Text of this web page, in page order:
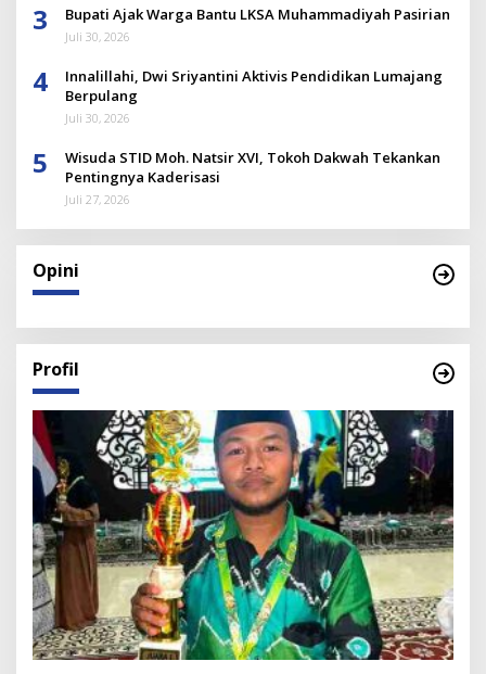
3 Bupati Ajak Warga Bantu LKSA Muhammadiyah Pasirian
Juli 30, 2026
4
Innalillahi, Dwi Sriyantini Aktivis Pendidikan Lumajang
Berpulang
Juli 30, 2026
5
Wisuda STID Moh. Natsir XVI, Tokoh Dakwah Tekankan
Pentingnya Kaderisasi
Juli 27, 2026
Opini
Profil